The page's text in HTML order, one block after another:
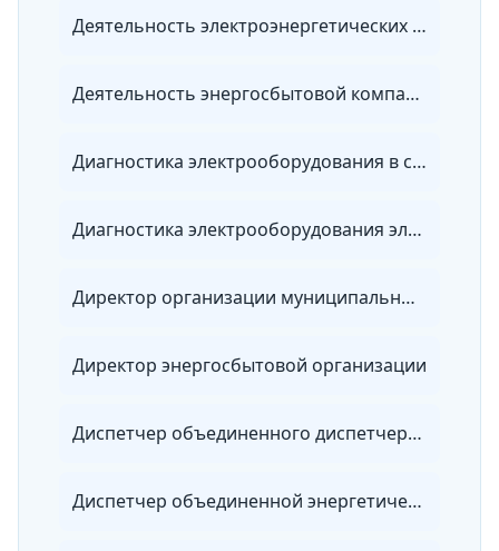
Деятельность электроэнергетических служб предприятия
Деятельность энергосбытовой компании
Диагностика электрооборудования в сетях 0,4-10 кВ
Диагностика электрооборудования электроэнергетических систем
Директор организации муниципальных электрических сетей
Директор энергосбытовой организации
Диспетчер объединенного диспетчерского управления
Диспетчер объединенной энергетической системы